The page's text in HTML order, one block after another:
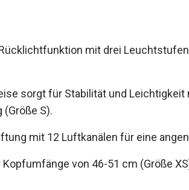
mit drei
sorgt für Stabilität und
260g (Größe S).
mit 12 Luftkanälen für eine
von 46-51 cm (Größe